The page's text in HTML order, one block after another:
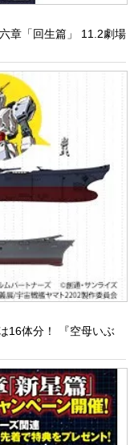
章「回生篇」 11.2劇場
16体分！ 『空母いぶ